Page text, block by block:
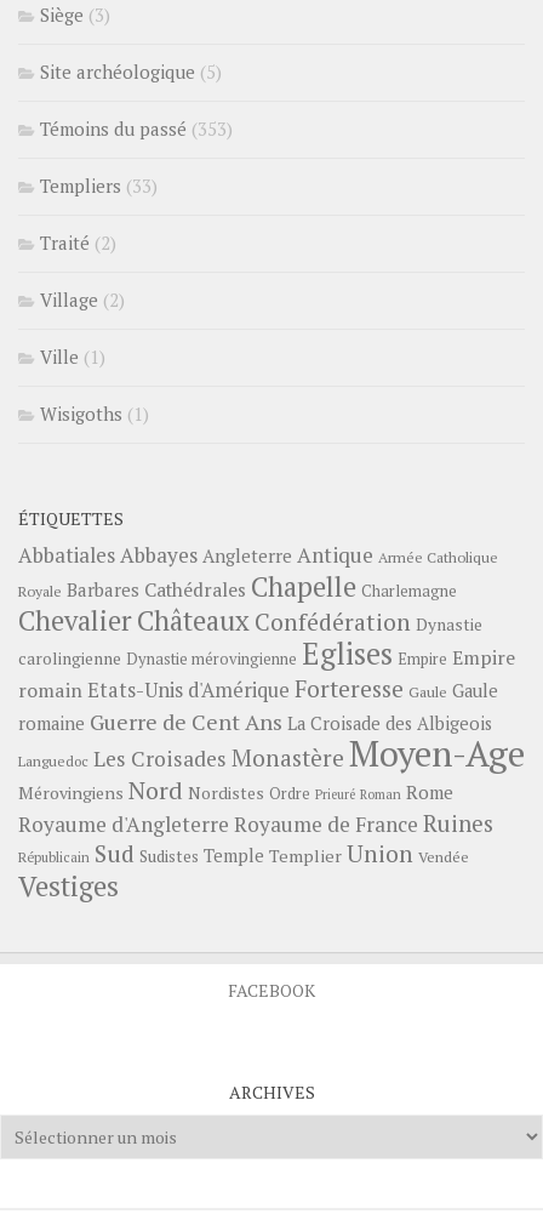
Siège (3)
Site archéologique (5)
Témoins du passé (353)
Templiers (33)
Traité (2)
Village (2)
Ville (1)
Wisigoths (1)
ÉTIQUETTES
AbbatialesAbbayes Angleterre Antique Armée Catholique
Royale Barbares Cathédrales Chapelle Charlemagne
ChevalierChâteauxConfédération Dynastie
carolingienne Dynastie mérovingienne Eglises Empire Empire
romainEtats-Unis d'Amérique Forteresse Gaule Gaule
romaine Guerre de Cent Ans La Croisade des Albigeois
Languedoc Les Croisades Monastère Moyen-Age
Mérovingiens Nord Nordistes Ordre Prieuré Roman Rome
Royaume d'Angleterre Royaume de France Ruines
Républicain Sud Sudistes Temple Templier Union Vendée
Vestiges
FACEBOOK
ARCHIVES
Archives